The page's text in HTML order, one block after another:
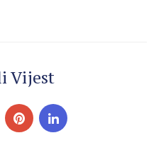
Vijest